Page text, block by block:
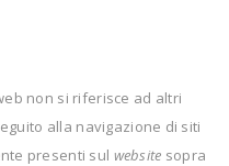
non si riferisce ad altri
alla navigazione di siti
presenti sul website sopra